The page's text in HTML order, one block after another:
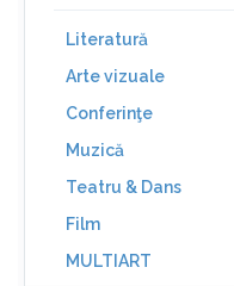
Literatură
Arte vizuale
Conferinţe
Muzică
Teatru & Dans
Film
MULTIART